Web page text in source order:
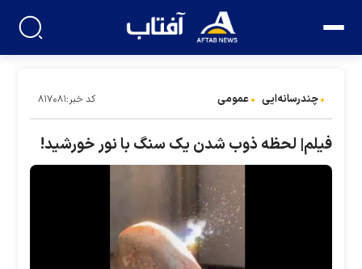
چندرسانه‌ایی عمومی کد خبر:۸۱۷۰۸۱
فیلم| لحظه ذوب شدن یک سنگ با نور خورشید!